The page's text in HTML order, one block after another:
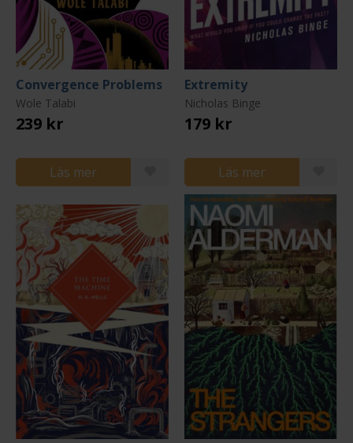
Convergence Problems
Wole Talabi
239 kr
Läs mer
Extremity
Nicholas Binge
179 kr
Läs mer